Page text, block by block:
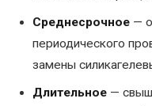
Перемотка
коллекторных
электродвигателей
Среднесрочное —
периодического
замены
Длительное —